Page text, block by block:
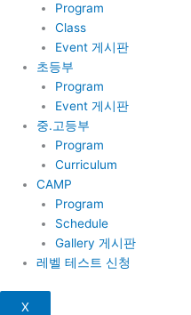
Program
Class
Event 게시판
초등부
Program
Event 게시판
중.고등부
Program
Curriculum
CAMP
Program
Schedule
Gallery 게시판
레벨 테스트 신청
X